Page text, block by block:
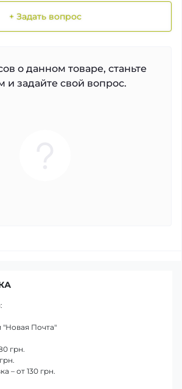
+ Задать вопрос
о данном товаре, станьте
и задайте свой вопрос.
Почта"
грн.
– от 130 грн.